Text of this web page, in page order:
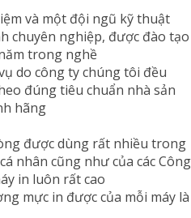
và một đội ngũ kỹ thuật
chuyên nghiệp, được đào tạo
trong nghề
do công ty chúng tôi đều
đúng tiêu chuẩn nhà sản
hãng
được dùng rất nhiều trong
nhân cũng như của các Công
in luôn rất cao
mực in được của mỗi máy là